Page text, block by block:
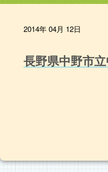
2014年 04月 12日
長野県中野市